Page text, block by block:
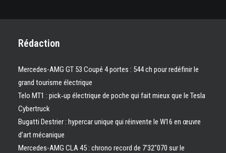
Rédaction
Mercedes-AMG GT 53 Coupé 4 portes : 544 ch pour redéfinir le
grand tourisme électrique
Telo MT1 : pick‑up électrique de poche qui fait mieux que le Tesla
Cybertruck
Bugatti Destrier : hypercar unique qui réinvente le W16 en œuvre
d’art mécanique
Mercedes-AMG CLA 45 : chrono record de 7’32″070 sur le